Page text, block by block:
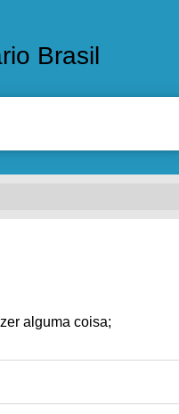
Brasil
alguma coisa;